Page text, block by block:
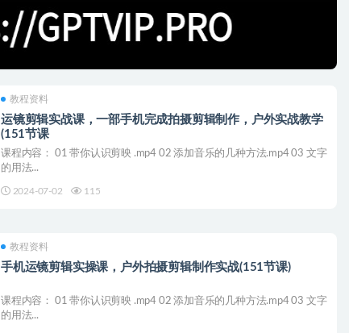
教程资料
运镜剪辑实战课，一部手机完成拍摄剪辑制作，户外实战教学
(151节课
课程内容： 01 带你认识剪映 .mp4 02 添加音乐的几种方法.mp4 03 文字
的用法...
2024-07-02 115
教程资料
手机运镜剪辑实操课，户外拍摄剪辑制作实战(151节课)
课程内容： 01 带你认识剪映 .mp4 02 添加音乐的几种方法.mp4 03 文字
的用法...